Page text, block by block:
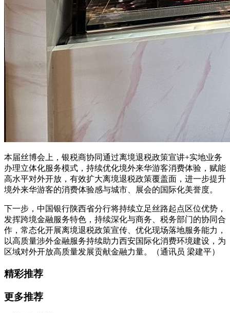
本届丝博会上，银税商协同通过离境退税政策宣讲+实地业务
办理立体化服务模式，持续优化境外来华游客消费体验，赋能
高水平对外开放，有效扩大离境退税政策覆盖面，进一步提升
境外来华游客的消费体验感与城市、展会的国际化美誉度。
下一步，中国银行陕西省分行将持续立足丝路起点区位优势，
发挥跨境金融服务特色，持续深化与商务、税务部门的协同合
作，常态化开展离境退税政策宣传、优化现场落地服务能力，
以高质量涉外金融服务持续助力西安国际化消费环境建设，为
区域对外开放高质量发展贡献金融力量。（通讯员 梁建平）
精彩推荐
更多推荐